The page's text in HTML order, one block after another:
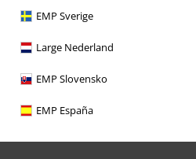
EMP Sverige
Large Nederland
EMP Slovensko
EMP España
negras
Camisetas